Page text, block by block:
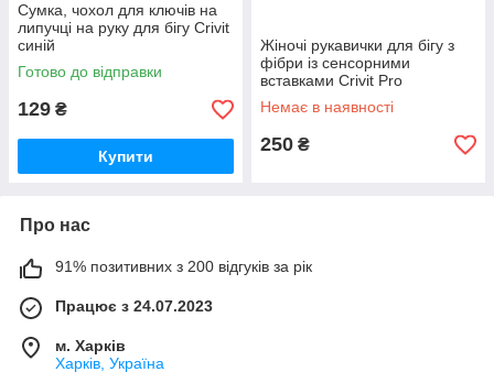
Сумка, чохол для ключів на
липучці на руку для бігу Crivit
синій
Готово до відправки
129 ₴
Купити
Жіночі рукавички для бігу з
фібри із сенсорними
вставками Crivit Pro
Немає в наявності
250 ₴
Про нас
91% позитивних з 200 відгуків за рік
Працює з 24.07.2023
м. Харків
Харків, Україна